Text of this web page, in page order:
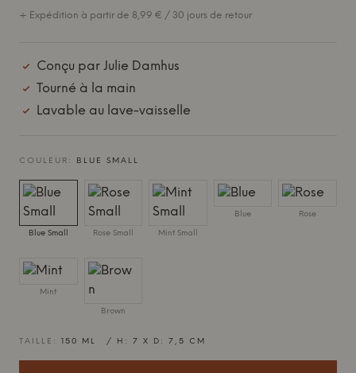
+ Expédition à partir de 8,99 € / 30 jours de retour
Conçu par Julie Damhus
Tourné à la main
Lavable au lave-vaisselle
COULEUR: BLUE SMALL
Blue Small Rose Small Mint Small
Blue Rose
Mint
Brown
TAILLE: 150 ML / H: 7 X D: 7,5 CM